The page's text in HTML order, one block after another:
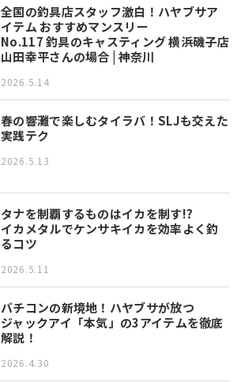
全国の釣具店スタッフ激白！ハヤブサア
イテム おすすめマンスリー
No.117 釣具のキャスティング 横浜磯子店
山田幸平さんの場合 | 神奈川
2026.5.14
春の響灘で楽しむタイラバ！SLJも交えた
実践テク
2026.5.13
タナを制覇するものはイカを制す!?
イカメタルでケンサキイカを効率よく釣
るコツ
2026.5.11
バチコンの新境地！ハヤブサが放つ
ジャックアイ「本気」の3アイテムを徹底
解説！
2026.4.30